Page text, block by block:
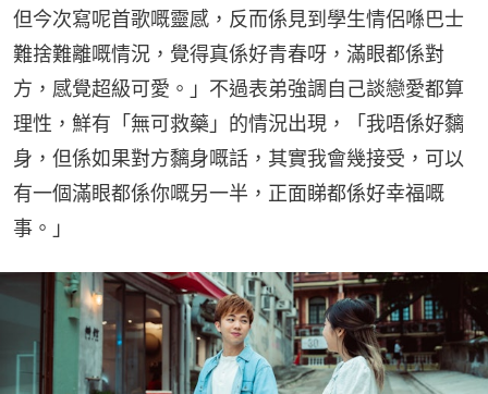
但今次寫呢首歌嘅靈感，反而係見到學生情侶喺巴士
難捨難離嘅情況，覺得真係好青春呀，滿眼都係對
方，感覺超級可愛。」不過表弟強調自己談戀愛都算
理性，鮮有「無可救藥」的情況出現，「我唔係好黐
身，但係如果對方黐身嘅話，其實我會幾接受，可以
有一個滿眼都係你嘅另一半，正面睇都係好幸福嘅
事。」